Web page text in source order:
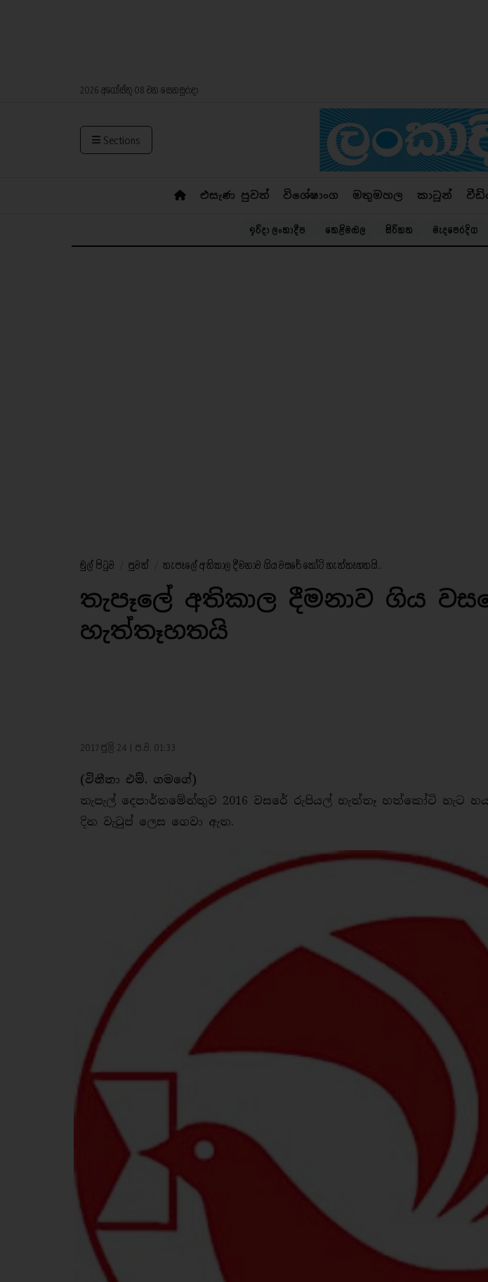
2026 අගෝස්තු 08 වන සෙනසුරාදා
Sections
එසැණ පුවත් විශේෂාංග මතුමහල කාටූන්
ඉරිදා ලංකාදීප කෙළිමඬල සිරිකත මැදපෙරදිග
මුල් පිටුව පුවත් තැපෑලේ අතිකාල දීමනාව ගිය වසරේ කෝටි හැත්තෑහතයි..
තැපෑලේ අතිකාල දීමනාව ගිය
හැත්තෑහතයි
2017 ජූලි 24 | ප.ව. 01:33
(විනීතා එම්. ගමගේ)
තැපැල් දෙපාර්තමේන්තුව 2016 වසරේ රුපියල් හැත්තෑ හත්කෝටි හැට
දින වැටුප් ලෙස ගෙවා ඇත.